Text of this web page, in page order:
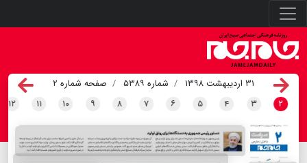
۳۱ اردیبهشت ۱۳۹۸ شماره ۵۳۸۹
صفحه شماره ۲
۲ ۳ ۴ ۵ ۶ ۷ ۸ ۹ ۱۰ ۱۱ ۱۲